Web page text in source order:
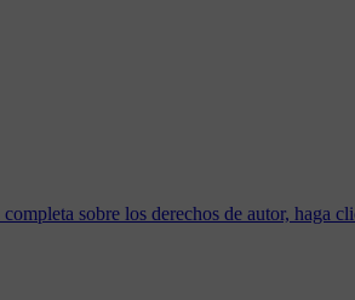
sobre los derechos de autor, haga